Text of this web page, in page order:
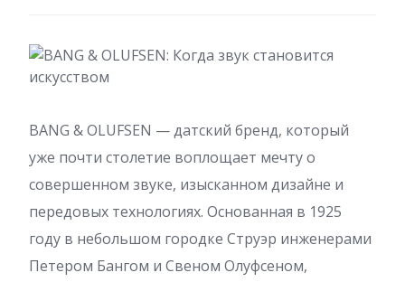
BANG & OLUFSEN — датский бренд, который
уже почти столетие воплощает мечту о
совершенном звуке, изысканном дизайне и
передовых технологиях. Основанная в 1925
году в небольшом городке Струэр инженерами
Петером Бангом и Свеном Олуфсеном,